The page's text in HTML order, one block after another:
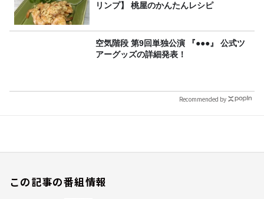
リンプ】 桃屋のかんたんレシピ
空気階段 第9回単独公演 『●●●』 公式ツ
アーグッズの詳細発表！
Recommended by
この記事の番組情報